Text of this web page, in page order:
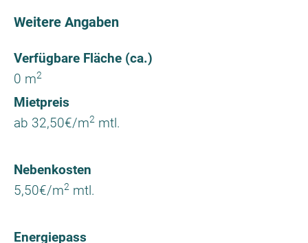
Weitere Angaben
Verfügbare Fläche (ca.)
0 m2
Mietpreis
ab 32,50€/m2 mtl.
Nebenkosten
5,50€/m2 mtl.
Energiepass